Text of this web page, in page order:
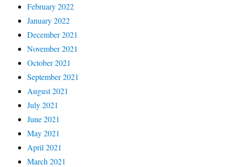
February 2022
January 2022
December 2021
November 2021
October 2021
September 2021
August 2021
July 2021
June 2021
May 2021
April 2021
March 2021